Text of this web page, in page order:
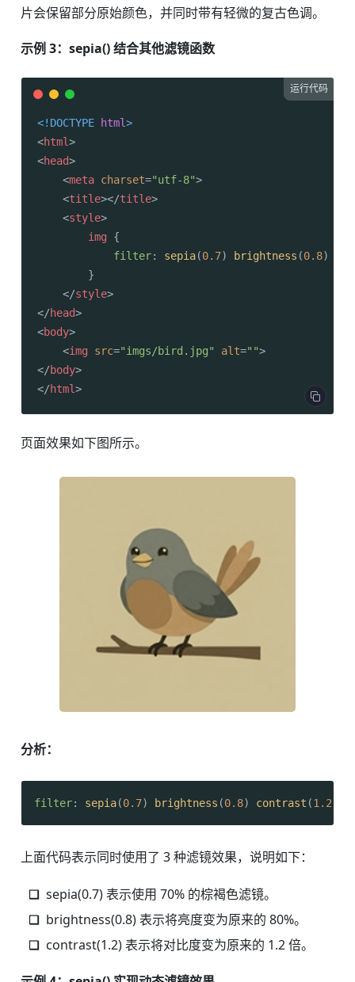
片会保留部分原始颜色，并同时带有轻微的复古色调。
示例 3：sepia() 结合其他滤镜函数
运行代码
<!DOCTYPE html>
<html>
<head>
<meta charset="utf-8">
<title></title>
<style>
img {
filter: sepia(0.7) brightness (0.8)
        }
</style>
</head>
<body>
<img src="imgs/bird.jpg" alt="">
</body>
</html>
页面效果如下图所示。
分析：
filter: sepia(0.7) brightness (0.8) contrast (1.2
上面代码表示同时使用了 3 种滤镜效果，说明如下：
sepia(0.7) 表示使用 70% 的棕褐色滤镜。
brightness(0.8) 表示将亮度变为原来的 80%。
contrast(1.2) 表示将对比度变为原来的 1.2 倍。